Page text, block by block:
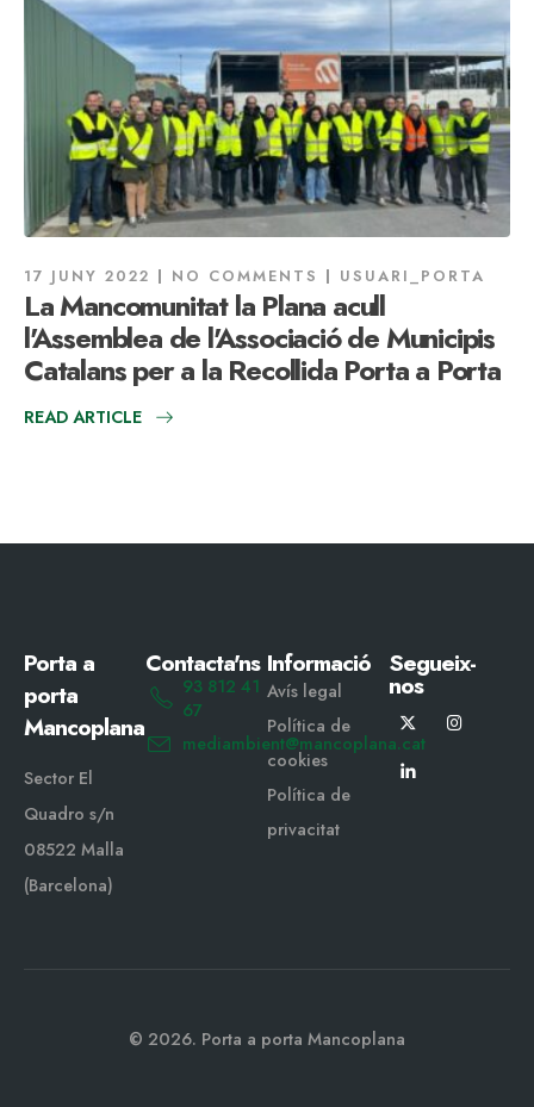
17 JUNY 2022 NO COMMENTS USUARI_PORTA
La Mancomunitat la Plana acull
l'Assemblea de l'Associació de Municipis
Catalans per a la Recollida Porta a Porta
READ ARTICLE
Porta a
porta
Mancoplana
Sector El
Quadro s/n
08522 Malla
(Barcelona)
Contacta'ns
93 812 41
67
mediambient@mancoplana.cat
Informació
Avís legal
Política de
cookies
Política de
privacitat
Segueix-
nos
© 2026. Porta a porta Mancoplana